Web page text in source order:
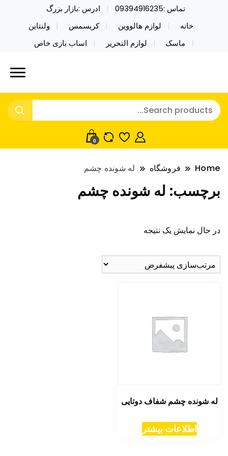
تماس :09394916235
ادرس :بازار بزرگ
خانه
لوازم هالووین کریسمس
ولنتاین
ماسک
لوازم التحریر اساب بازی خاص
نایکر توی فروش عمده لوازم هالووین
ولن تاین کادویی کریسمس اکسسوری
خرید محصولات خاص فیجت اسباب بازی تراول ماگ نایکر
توی فروش عمده لوازم هالووین ولن تاین کادویی
کریسمس اکسسوری ماسک در واردات مستقیم
0
Home فروشگاه له شونده چشم
برچسب: له شونده چشم
در حال نمایش یک نتیجه
له شونده چشم شفاف دوتایی
اطلاعات بیشتر